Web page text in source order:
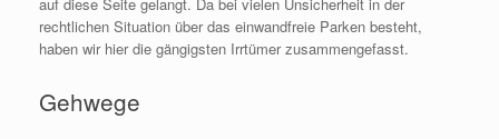
rechtlichen Situation über das einwandfreie Parken besteht,
haben wir hier die gängigsten Irrtümer zusammengefasst.
Gehwege